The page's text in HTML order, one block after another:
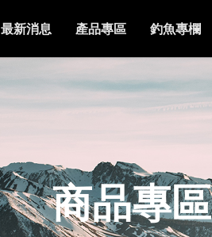
最新消息 產品專區 釣魚專欄
商品專區